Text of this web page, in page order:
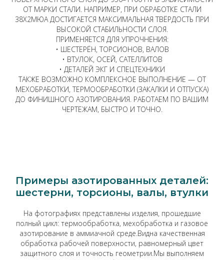
ОТ МАРКИ СТАЛИ. НАПРИМЕР, ПРИ ОБРАБОТКЕ СТАЛИ
38Х2МЮА ДОСТИГАЕТСЯ МАКСИМАЛЬНАЯ ТВЁРДОСТЬ ПРИ
ВЫСОКОЙ СТАБИЛЬНОСТИ СЛОЯ.
ПРИМЕНЯЕТСЯ ДЛЯ УПРОЧНЕНИЯ:
• ШЕСТЕРЁН, ТОРСИОНОВ, ВАЛОВ
• ВТУЛОК, ОСЕЙ, САТЕЛЛИТОВ
• ДЕТАЛЕЙ ЭКГ И СПЕЦТЕХНИКИ
ТАКЖЕ ВОЗМОЖНО КОМПЛЕКСНОЕ ВЫПОЛНЕНИЕ — ОТ
МЕХОБРАБОТКИ, ТЕРМООБРАБОТКИ (ЗАКАЛКИ И ОТПУСКА)
ДО ФИНИШНОГО АЗОТИРОВАНИЯ. РАБОТАЕМ ПО ВАШИМ
ЧЕРТЕЖАМ, БЫСТРО И ТОЧНО.
Примеры азотированных деталей:
шестерни, торсионы, валы, втулки
На фотографиях представлены изделия, прошедшие
полный цикл: термообработка, мехобработка и газовое
азотирование в аммиачной среде.Видна качественная
обработка рабочей поверхности, равномерный цвет
защитного слоя и точность геометрии.Мы выполняем